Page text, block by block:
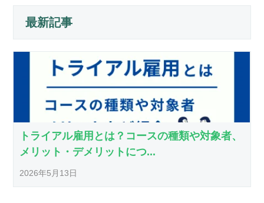
最新記事
トライアル雇用とは？コースの種類や対象者、
メリット・デメリットにつ...
2026年5月13日